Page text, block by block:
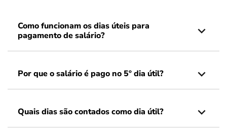
Como funcionam os dias úteis para
pagamento de salário?
Por que o salário é pago no 5º dia útil?
Quais dias são contados como dia útil?